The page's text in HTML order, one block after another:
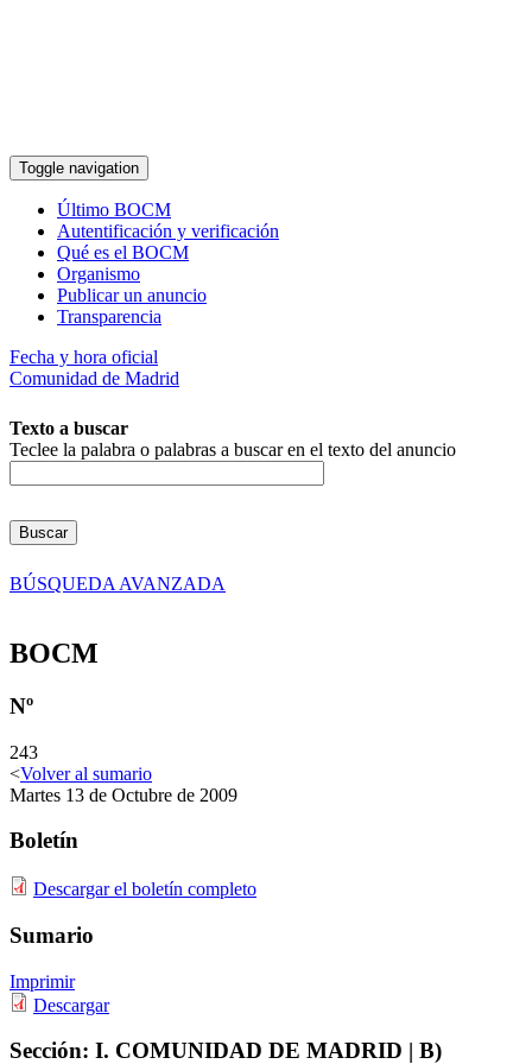
Toggle navigation
Último BOCM
Autentificación y verificación
Qué es el BOCM
Organismo
Publicar un anuncio
Transparencia
Fecha y hora oficial
Comunidad de Madrid
Texto a buscar
Teclee la palabra o palabras a buscar en el texto del anuncio
Buscar
BÚSQUEDA AVANZADA
BOCM
Nº
243
<Volver al sumario
Martes 13 de Octubre de 2009
Boletín
Descargar el boletín completo
Sumario
Imprimir
Descargar
Sección: I. COMUNIDAD DE MADRID | B)